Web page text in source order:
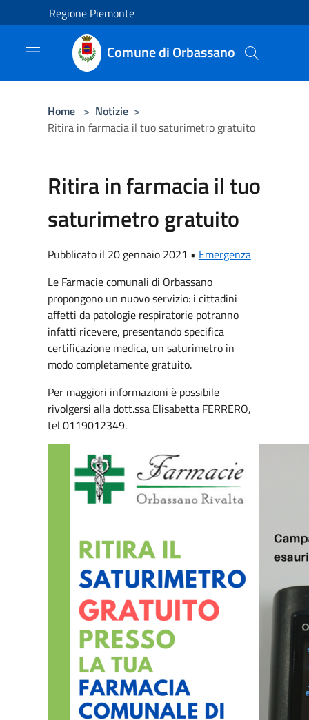
Salta al contenuto principale
Regione Piemonte
Comune di Orbassano
Home > Notizie >
Ritira in farmacia il tuo saturimetro gratuito
Ritira in farmacia il tuo
saturimetro gratuito
Pubblicato il 20 gennaio 2021 • Emergenza
Le Farmacie comunali di Orbassano
propongono un nuovo servizio: i cittadini
affetti da patologie respiratorie potranno
infatti ricevere, presentando specifica
certificazione medica, un saturimetro in
modo completamente gratuito.
Per maggiori informazioni è possibile
rivolgersi alla dott.ssa Elisabetta FERRERO,
tel 0119012349.